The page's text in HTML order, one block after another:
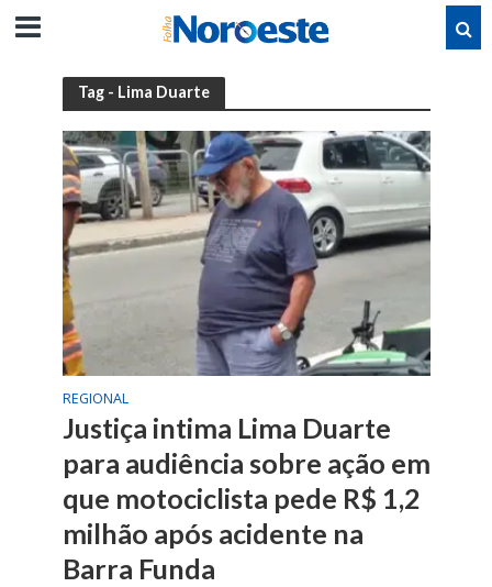
Tag - Lima Duarte
REGIONAL
Justiça intima Lima Duarte
para audiência sobre ação em
que motociclista pede R$ 1,2
milhão após acidente na
Barra Funda